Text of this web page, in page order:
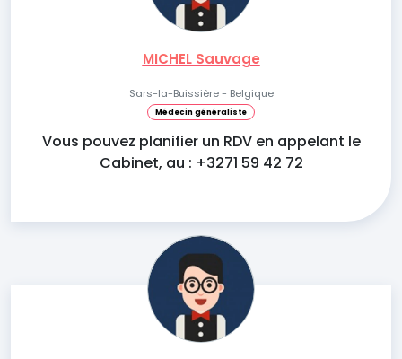
MICHEL Sauvage
Sars-la-Buissière - Belgique
Médecin généraliste
Vous pouvez planifier un RDV en appelant le
Cabinet, au : +3271 59 42 72